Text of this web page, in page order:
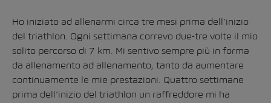
Ho iniziato ad allenarmi circa tre mesi prima dell’inizio
del triathlon. Ogni settimana correvo due-tre volte il mio
solito percorso di 7 km. Mi sentivo sempre più in forma
da allenamento ad allenamento, tanto da aumentare
continuamente le mie prestazioni. Quattro settimane
prima dell’inizio del triathlon un raffreddore mi ha